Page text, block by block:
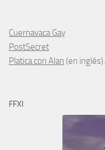
Cuernavaca Gay
PostSecret
Platica con Alan (en inglés).
FFXI